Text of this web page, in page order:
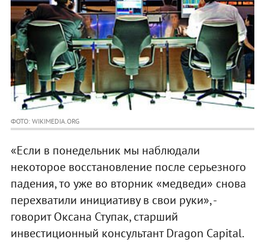
ФОТО: WIKIMEDIA.ORG
«Если в понедельник мы наблюдали
некоторое восстановление после серьезного
падения, то уже во вторник «медведи» снова
перехватили инициативу в свои руки», -
говорит Оксана Ступак, старший
инвестиционный консультант Dragon Capital.